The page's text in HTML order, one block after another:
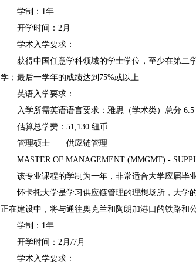
学制：1年
开学时间：2月
学术入学要求：
获得中国任意学科领域的学士学位，至少在第二学
学；最后一学年的成绩达到75%或以上
英语入学要求：
入学所需英语语言要求：雅思（学术类）总分 6.5
估算总学费：51,130 纽币
管理硕士——供应链管理
MASTER OF MANAGEMENT (MMGMT) -
该专业课程的学制为一年，非常适合大学应届毕业
怀卡托大学是学习供应链管理的理想场所，大学的
正在建设中，将与通往奥克兰和陶朗加港口的铁路和
学制：1年
开学时间：2月/7月
学术入学要求：